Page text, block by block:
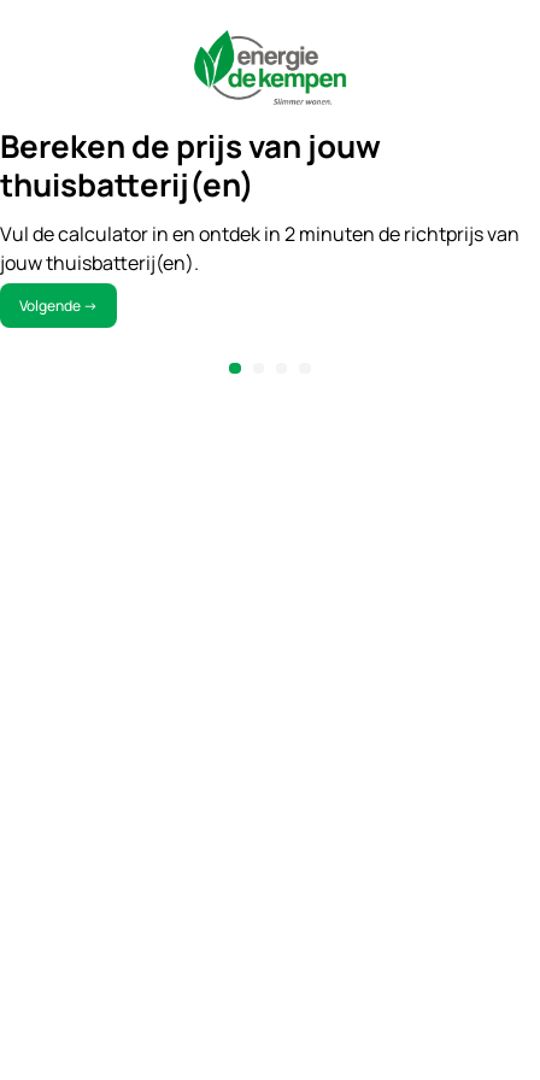
Bereken de prijs van jouw
thuisbatterij(en)
Vul de calculator in en ontdek in 2 minuten de richtprijs van
jouw thuisbatterij(en).
Volgende→